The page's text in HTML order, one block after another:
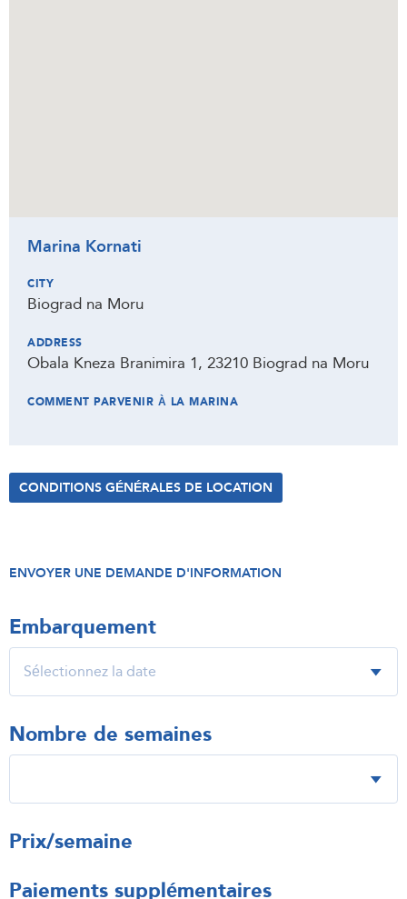
Marina Kornati
CITY
Biograd na Moru
ADDRESS
Obala Kneza Branimira 1, 23210 Biograd na Moru
COMMENT PARVENIR À LA MARINA
CONDITIONS GÉNÉRALES DE LOCATION
ENVOYER UNE DEMANDE D'INFORMATION
Embarquement
Nombre de semaines
Prix/semaine
Paiements supplémentaires